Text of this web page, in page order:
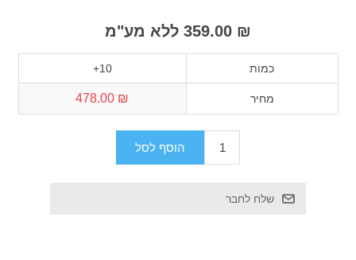
₪ 359.00 ללא מע"מ
כמות 10+
מחיר ₪ 478.00